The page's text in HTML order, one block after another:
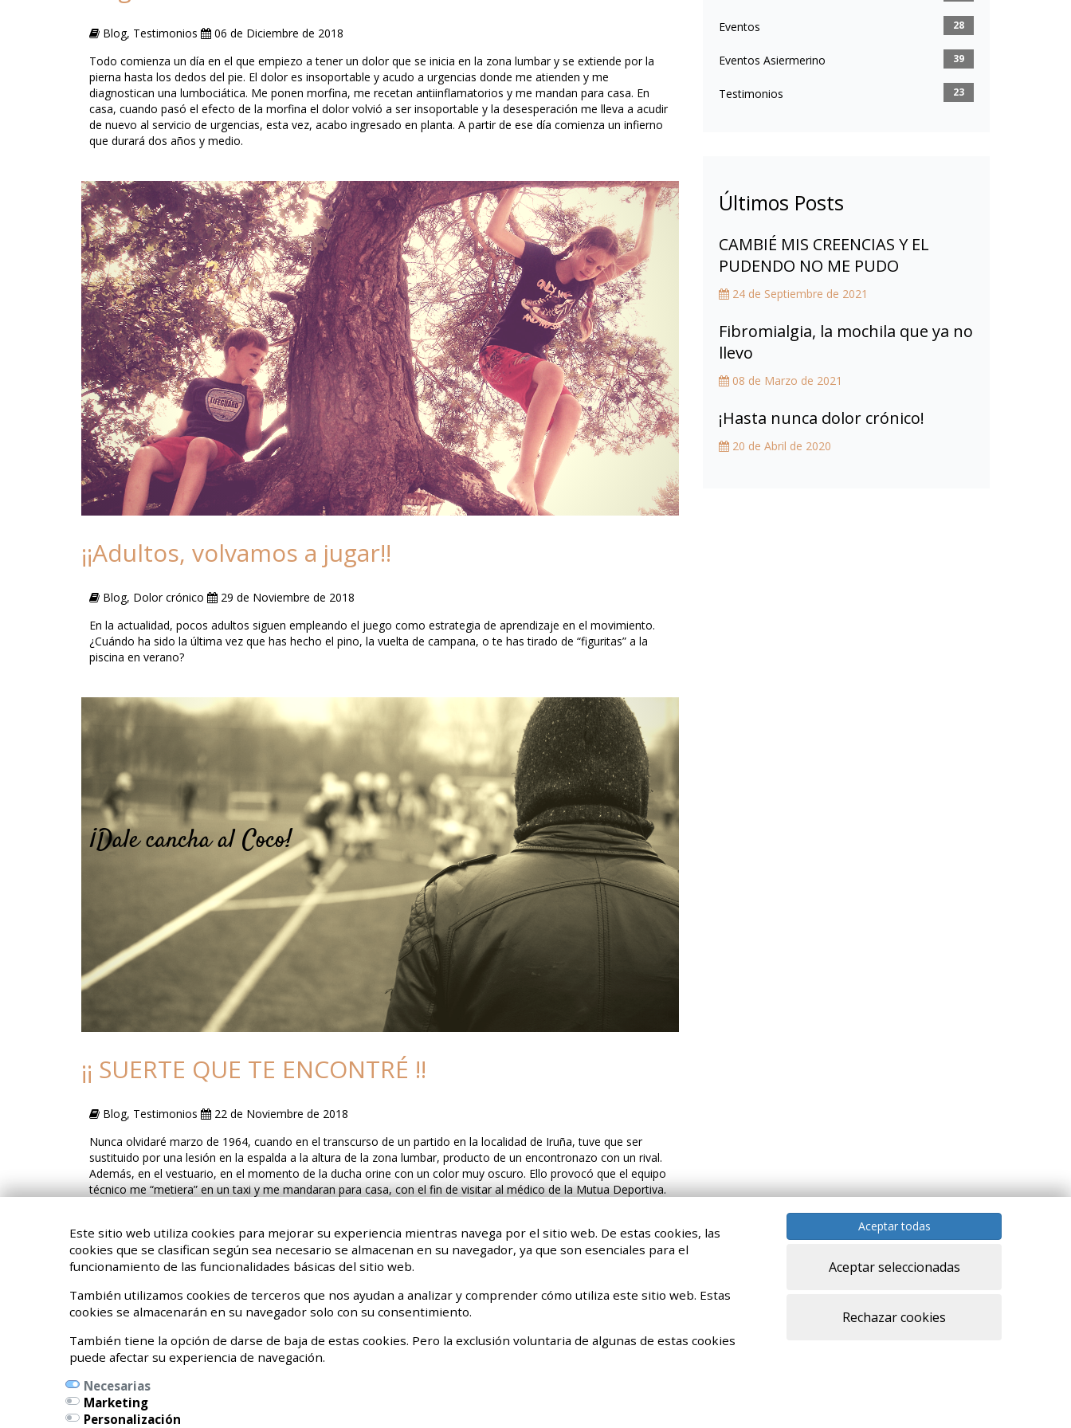
Blog, Testimonios
06 de Diciembre de 2018
Todo comienza un día en el que empiezo a tener un dolor que se inicia en la zona lumbar y se extiende por la
pierna hasta los dedos del pie. El dolor es insoportable y acudo a urgencias donde me atienden y me
diagnostican una lumbociática. Me ponen morfina, me recetan antiinflamatorios y me mandan para casa. En
casa, cuando pasó el efecto de la morfina el dolor volvió a ser insoportable y la desesperación me lleva a acudir
de nuevo al servicio de urgencias, esta vez, acabo ingresado en planta. A partir de ese día comienza un infierno
que durará dos años y medio.
¡¡Adultos, volvamos a jugar!!
Blog, Dolor crónico
29 de Noviembre de 2018
En la actualidad, pocos adultos siguen empleando el juego como estrategia de aprendizaje en el movimiento.
¿Cuándo ha sido la última vez que has hecho el pino, la vuelta de campana, o te has tirado de “figuritas” a la
piscina en verano?
¡¡ SUERTE QUE TE ENCONTRÉ !!
Blog, Testimonios
22 de Noviembre de 2018
Nunca olvidaré marzo de 1964, cuando en el transcurso de un partido en la localidad de Iruña, tuve que ser
sustituido por una lesión en la espalda a la altura de la zona lumbar, producto de un encontronazo con un rival.
Además, en el vestuario, en el momento de la ducha orine con un color muy oscuro. Ello provocó que el equipo
técnico me “metiera” en un taxi y me mandaran para casa, con el fin de visitar al médico de la Mutua Deportiva.
< 4 5 6 7 8 9 10 11 12 >
Eventos 28
Eventos Asiermerino 39
Testimonios 23
Últimos Posts
CAMBIÉ MIS CREENCIAS Y EL
PUDENDO NO ME PUDO
24 de Septiembre de 2021
Fibromialgia, la mochila que ya no
llevo
08 de Marzo de 2021
¡Hasta nunca dolor crónico!
20 de Abril de 2020
Este sitio web utiliza cookies para mejorar su experiencia mientras navega por el sitio web. De estas cookies, las
cookies que se clasifican según sea necesario se almacenan en su navegador, ya que son esenciales para el
funcionamiento de las funcionalidades básicas del sitio web.
También utilizamos cookies de terceros que nos ayudan a analizar y comprender cómo utiliza este sitio web. Estas
cookies se almacenarán en su navegador solo con su consentimiento.
También tiene la opción de darse de baja de estas cookies. Pero la exclusión voluntaria de algunas de estas cookies
puede afectar su experiencia de navegación.
Necesarias
Marketing
Personalización
Aceptar todas
Aceptar seleccionadas
Rechazar cookies